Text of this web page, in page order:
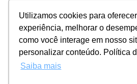
Utilizamos cookies para
experiência, melhorar o
como você interage em nosso
personalizar conteúdo. Política
Saiba mais